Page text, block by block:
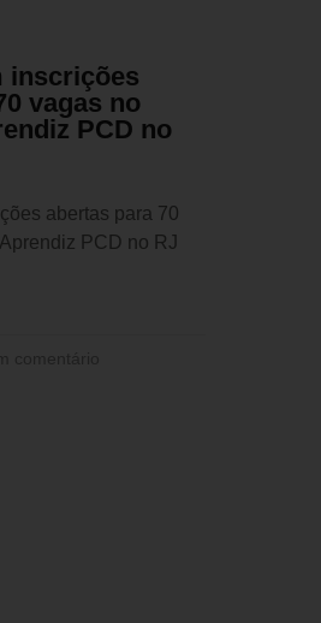
inscrições
vagas no
PCD no
abertas para 70
PCD no RJ